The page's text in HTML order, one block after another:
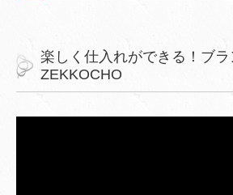
楽しく仕入れができる！ブ
ZEKKOCHO